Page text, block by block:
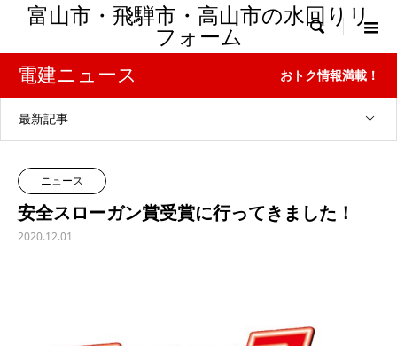
富山市・飛騨市・高山市の水回りリ
フォーム

電建ニュース おトク情報満載！
最新記事
ニュース
安全スローガン賞受賞に行ってきました！
2020.12.01